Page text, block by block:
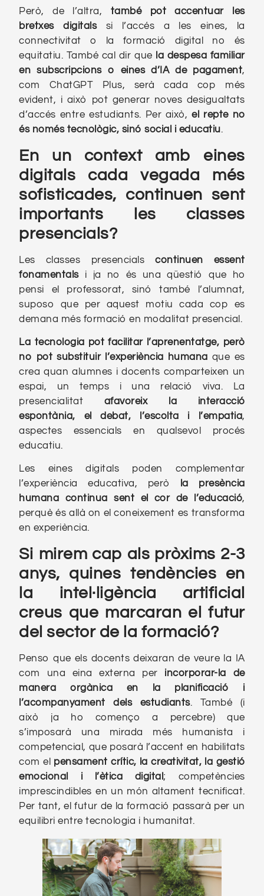
Però, de l’altra, també pot accentuar les
bretxes digitalssi l’accés a les eines, la
connectivitat o la formació digital no és
equitatiu. També cal dir que la despesa familiar
en subscripcions o eines d’IA de pagament,
com ChatGPT Plus, serà cada cop més
evident, i això pot generar noves desigualtats
d’accés entre estudiants. Per això,el repte no
és només tecnològic, sinó social i educatiu.
En un context amb eines
digitals cada vegada més
sofisticades, continuen sent
importants les classes
presencials?
Les classes presencialscontinuen essent
fonamentalsi ja no és una qüestió que ho
pensi el professorat, sinó també l’alumnat,
suposo que per aquest motiu cada cop es
demana més formació en modalitat presencial.
La tecnologia pot facilitar l’aprenentatge, però
no pot substituir l’experiència humana que es
crea quan alumnes i docents comparteixen un
espai, un temps i una relació viva. La
presencialitat afavoreix la interacció
espontània, el debat, l’escolta i l’empatia,
aspectes essencials en qualsevol procés
educatiu.
Les eines digitals poden complementar
l’experiència educativa, però
la presència
humana continua sent el cor de l’educació,
perquè és allà on el coneixement es transforma
en experiència.
Si mirem cap als pròxims 2-3
anys, quines tendències en
la intel·ligència artificial
creus que marcaran el futur
del sector de la formació?
Penso que els docents deixaran de veure la IA
com una eina externa per incorporar-la de
manera orgànica en la planificació i
l’acompanyament dels estudiants. També (i
això ja ho començo a percebre) que
s’imposarà una mirada més humanista i
competencial, que posarà l’accent en habilitats
com el pensament crític, la creativitat, la gestió
emocional i l’ètica digital ; competències
imprescindibles en un món altament tecnificat.
Per tant, el futur de la formació passarà per un
equilibri entre tecnologia i humanitat.